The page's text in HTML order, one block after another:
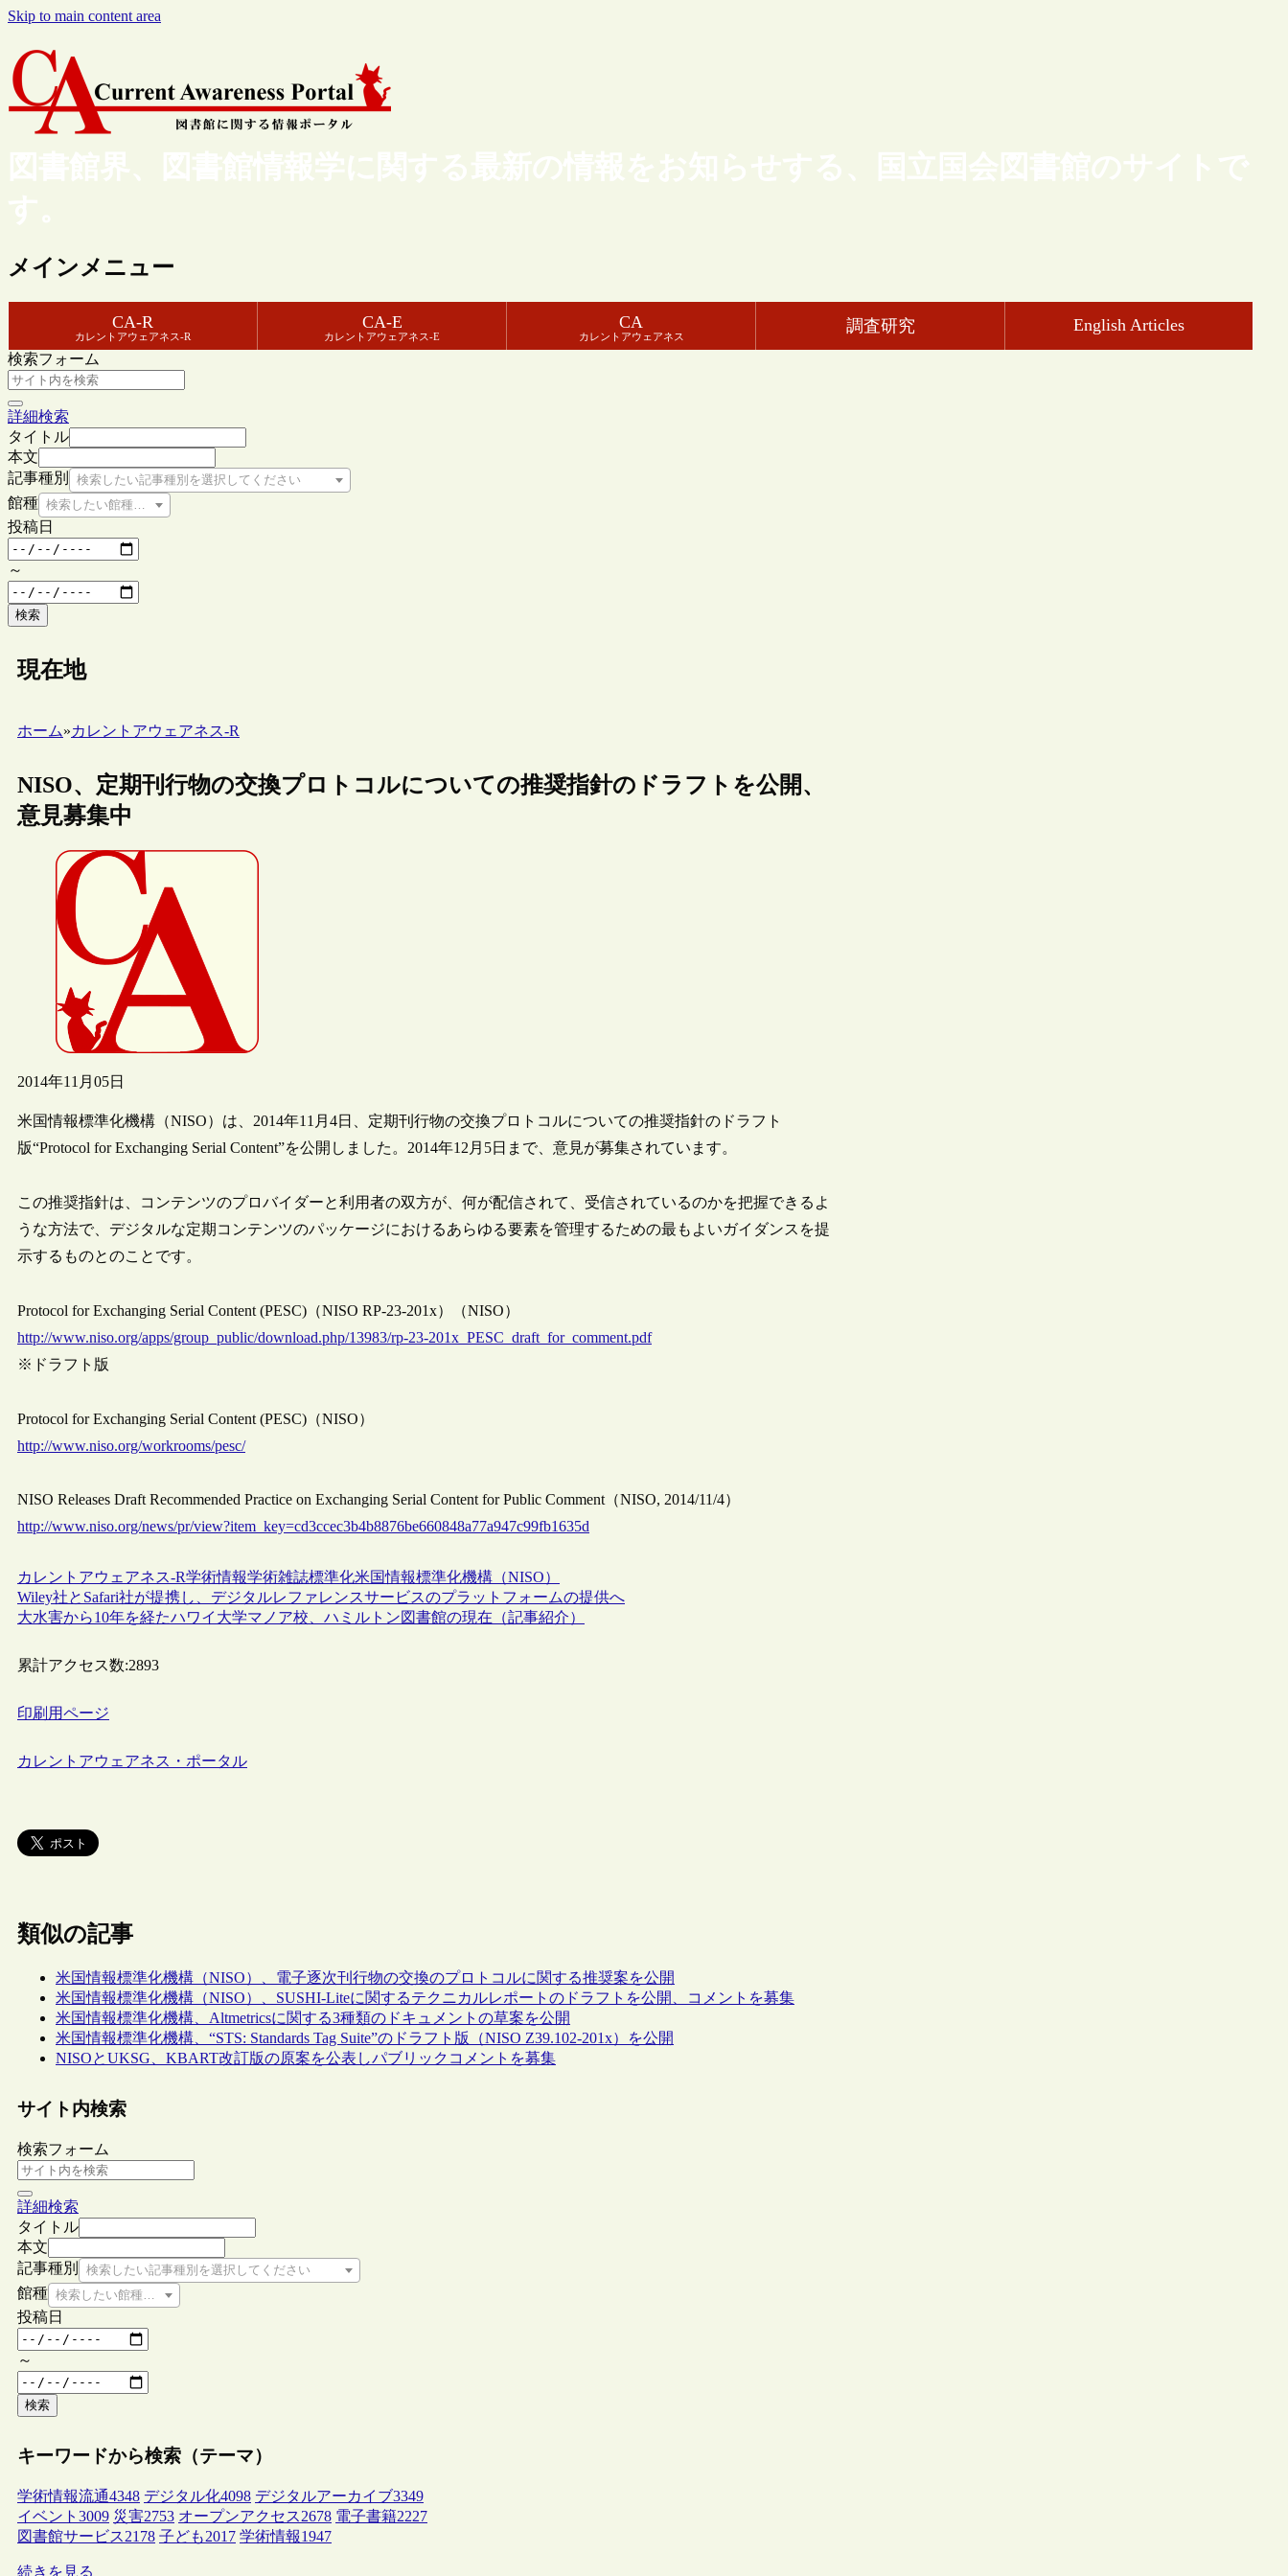
Skip to main content area
図書館界、図書館情報学に関する最新の情報をお知らせする、国立国会図書館のサイトで
す。
メインメニュー
CA-R
カレントアウェアネス-R
CA-E
カレントアウェアネス-E
CA
カレントアウェアネス
調査研究 English Articles
検索フォーム
詳細検索
タイトル
本文
記事種別
検索したい記事種別を選択してください
館種 検索したい館種を選択してください
投稿日
～
検索
現在地
ホーム»カレントアウェアネス-R
NISO、定期刊行物の交換プロトコルについての推奨指針のドラフトを公開、
意見募集中
2014年11月05日
米国情報標準化機構（NISO）は、2014年11月4日、定期刊行物の交換プロトコルについての推奨指針のドラフト
版“Protocol for Exchanging Serial Content”を公開しました。2014年12月5日まで、意見が募集されています。
この推奨指針は、コンテンツのプロバイダーと利用者の双方が、何が配信されて、受信されているのかを把握できるよ
うな方法で、デジタルな定期コンテンツのパッケージにおけるあらゆる要素を管理するための最もよいガイダンスを提
示するものとのことです。
Protocol for Exchanging Serial Content (PESC)（NISO RP-23-201x）（NISO）
http://www.niso.org/apps/group_public/download.php/13983/rp-23-201x_PESC_draft_for_comment.pdf
※ドラフト版
Protocol for Exchanging Serial Content (PESC)（NISO）
http://www.niso.org/workrooms/pesc/
NISO Releases Draft Recommended Practice on Exchanging Serial Content for Public Comment（NISO, 2014/11/4）
http://www.niso.org/news/pr/view?item_key=cd3ccec3b4b8876be660848a77a947c99fb1635d
カレントアウェアネス-R学術情報学術雑誌標準化米国情報標準化機構（NISO）
Wiley社とSafari社が提携し、デジタルレファレンスサービスのプラットフォームの提供へ
大水害から10年を経たハワイ大学マノア校、ハミルトン図書館の現在（記事紹介）
累計アクセス数:2893
印刷用ページ
カレントアウェアネス・ポータル
類似の記事
米国情報標準化機構（NISO）、電子逐次刊行物の交換のプロトコルに関する推奨案を公開
米国情報標準化機構（NISO）、SUSHI-Liteに関するテクニカルレポートのドラフトを公開、コメントを募集
米国情報標準化機構、Altmetricsに関する3種類のドキュメントの草案を公開
米国情報標準化機構、“STS: Standards Tag Suite”のドラフト版（NISO Z39.102-201x）を公開
NISOとUKSG、KBART改訂版の原案を公表しパブリックコメントを募集
サイト内検索
検索フォーム
詳細検索
タイトル
本文
記事種別
検索したい記事種別を選択してください
館種 検索したい館種を選択してください
投稿日
～
検索
キーワードから検索（テーマ）
学術情報流通4348 デジタル化4098 デジタルアーカイブ3349
イベント 3009 災害2753 オープンアクセス2678 電子書籍2227
図書館サービス2178 子ども2017 学術情報1947
続きを見る